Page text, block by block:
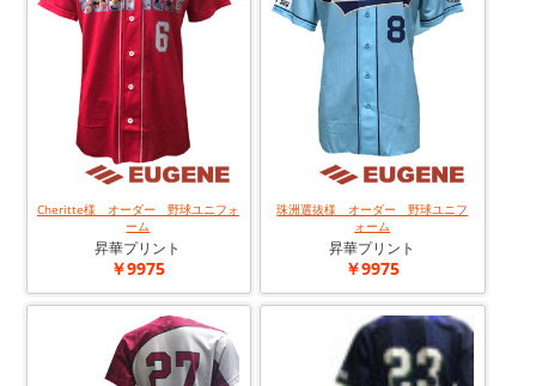
Cheritte様 オーダー 野球ユニフォ
ーム
昇華プリント
￥9975
珠洲選抜様 オーダー 野球ユニフ
ォーム
昇華プリント
￥9975